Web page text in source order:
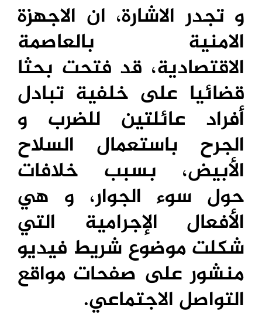
و تجدر الاشارة، ان الاجهزة
الامنية بالعاصمة
الاقتصادية، قد فتحت بحثا
قضائيا على خلفية تبادل
أفراد عائلتين للضرب و
الجرح باستعمال السلاح
الأبيض، بسبب خلافات
حول سوء الجوار، و هي
الأفعال الإجرامية التي
شكلت موضوع شريط فيديو
منشور على صفحات مواقع
التواصل الاجتماعي.